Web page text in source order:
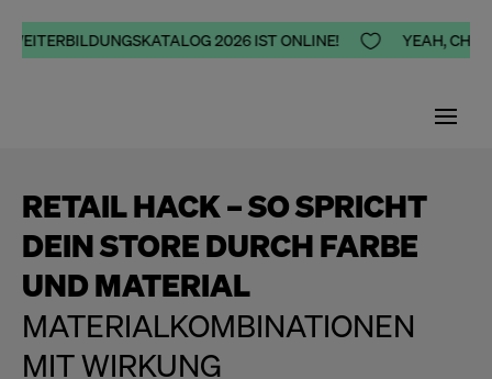
2026 IST ONLINE!  YEAH,
RETAIL HACK – SO SPRICHT
DEIN STORE DURCH FARBE
UND MATERIAL
MATERIALKOMBINATIONEN
MIT WIRKUNG